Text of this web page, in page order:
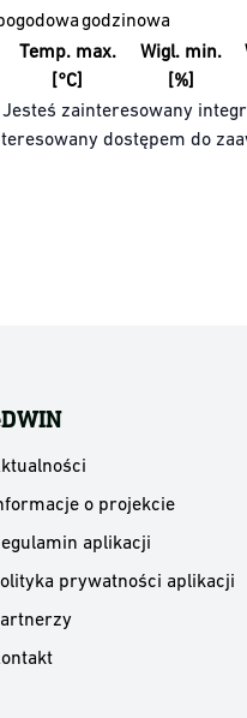
godzinowa
Temp. max.
[°C]
Wigl. min.
[%]
Jesteś zainteresowany
dostępem do
o projekcie
aplikacji
prywatności aplikacji